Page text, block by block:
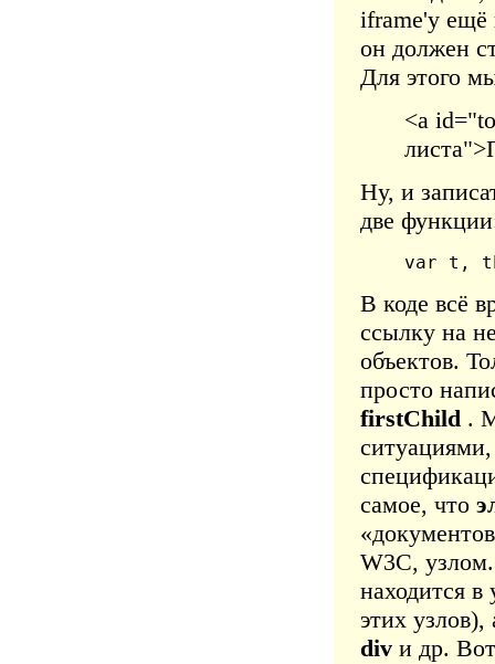
iframe'у ещё
он должен
Для этого
<a
Ну, и
две
var t,
В коде всё
ссылку на
объектов.
просто
firstChild.
самое, что
W3C,
находится
этих
divи др. Вот